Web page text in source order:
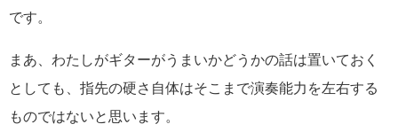
です。
まあ、わたしがギターがうまいかどうかの話は置いておく
としても、指先の硬さ自体はそこまで演奏能力を左右する
ものではないと思います。